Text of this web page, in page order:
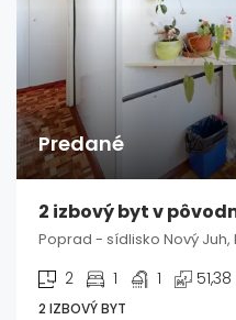
Predané
Poprad - sídlisko Nový
2 1 1 51,38
2 IZBOVÝ BYT